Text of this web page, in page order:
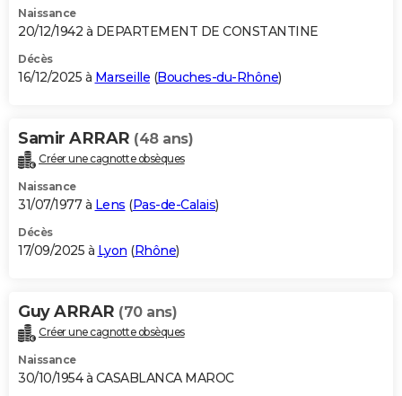
Dictionnaire
Biographies
Citations
Expressions
Proverbes
PROGRAMME TV
S'inscrire
Se connecter
Lycées
Collèges
Primaires
Universités
Entreprises
Service militaire
Avis de recherche
AVIS DE DÉCÈS
Bricolage
Lifestyle
Culture
Sport
Auto
Television
Voyage
Cinema
Naissance
20/12/1942 à DEPARTEMENT DE CONSTANTINE
Décès
16/12/2025 à Marseille (Bouches-du-Rhône)
Samir ARRAR (48 ans)
Créer une cagnotte obsèques
Naissance
31/07/1977 à Lens (Pas-de-Calais)
Décès
17/09/2025 à Lyon (Rhône)
Guy ARRAR (70 ans)
Créer une cagnotte obsèques
Naissance
30/10/1954 à CASABLANCA MAROC